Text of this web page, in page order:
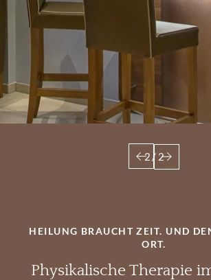
2 / 2
Physikalische Therapie
HEILUNG BRAUCHT ZEIT. UND
ORT.